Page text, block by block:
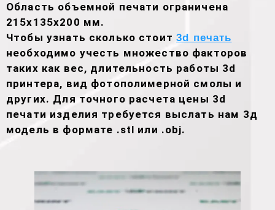
Область объемной печати ограничена
215х135х200 мм.
Чтобы узнать сколько стоит3d печать
необходимо учесть множество факторов
таких как вес, длительность работы 3d
принтера, вид фотополимерной смолы и
других. Для точного расчета цены 3d
печати изделия требуется выслать нам 3д
модель в формате .stl или .obj.